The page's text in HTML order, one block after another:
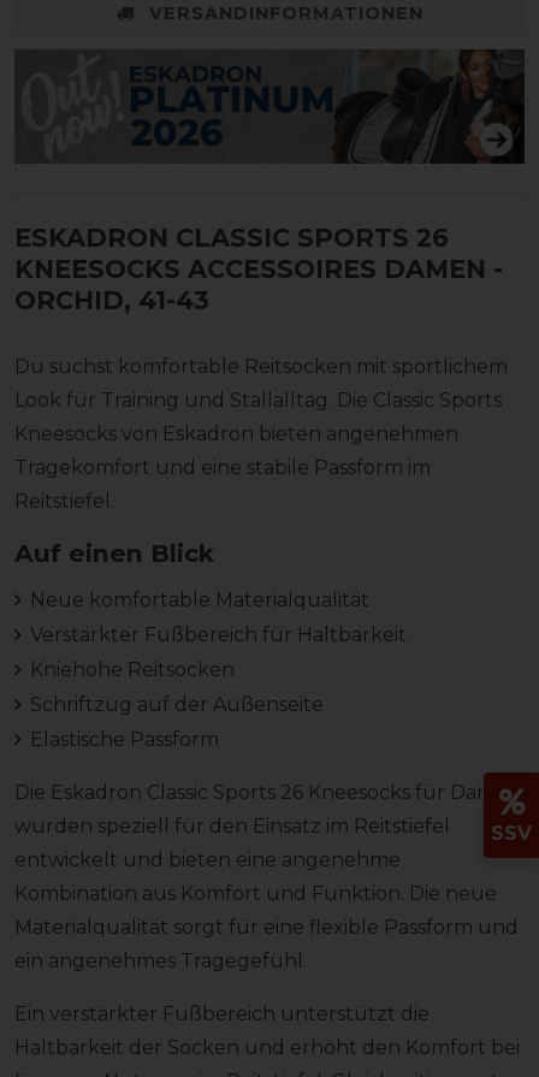
VERSANDINFORMATIONEN
ESKADRON CLASSIC SPORTS 26
KNEESOCKS ACCESSOIRES DAMEN -
ORCHID, 41-43
Du suchst komfortable Reitsocken mit sportlichem
Look für Training und Stallalltag. Die Classic Sports
Kneesocks von Eskadron bieten angenehmen
Tragekomfort und eine stabile Passform im
Reitstiefel.
Auf einen Blick
Neue komfortable Materialqualität
Verstärkter Fußbereich für Haltbarkeit
Kniehohe Reitsocken
Schriftzug auf der Außenseite
Elastische Passform
Die Eskadron Classic Sports 26 Kneesocks für Damen
wurden speziell für den Einsatz im Reitstiefel
entwickelt und bieten eine angenehme
Kombination aus Komfort und Funktion. Die neue
Materialqualität sorgt für eine flexible Passform und
ein angenehmes Tragegefühl.
Ein verstärkter Fußbereich unterstützt die
Haltbarkeit der Socken und erhöht den Komfort bei
SSV